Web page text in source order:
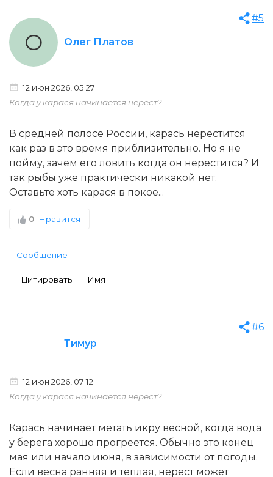
Олег Платов
О
#5
12 июн 2026, 05:27
Когда у карася начинается нерест?
В средней полосе России, карась нерестится
как раз в это время приблизительно. Но я не
пойму, зачем его ловить когда он нерестится? И
так рыбы уже практически никакой нет.
Оставьте хоть карася в покое...
0 Нравится
Сообщение
Цитировать Имя
Тимур
#6
12 июн 2026, 07:12
Когда у карася начинается нерест?
Карась начинает метать икру весной, когда вода
у берега хорошо прогреется. Обычно это конец
мая или начало июня, в зависимости от погоды.
Если весна ранняя и тёплая, нерест может